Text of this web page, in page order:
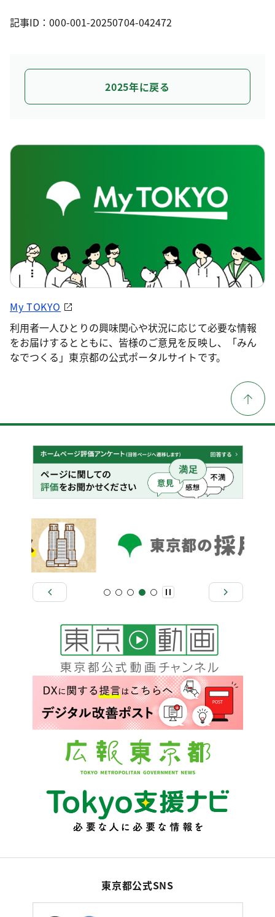
記事ID：000-001-20250704-042472
2025年に戻る
My TOKYO
利用者一人ひとりの興味関心や状況に応じて必要な情報
をお届けするとともに、皆様のご意見を反映し、「みん
なでつくる」東京都の公式ポータルサイトです。
東京都公式SNS